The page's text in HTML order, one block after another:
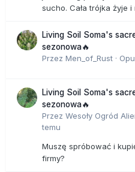
sucho. Cała trójka żyje i
Living Soil Soma's
sezonowa🔥
Przez Men_of_Rust ·
Living Soil Soma's
sezonowa🔥
Przez Wesoły Ogród
temu
Muszę spróbować i
firmy?